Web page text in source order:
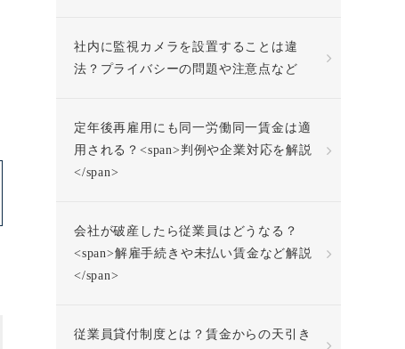
社内に監視カメラを設置することは違
法？プライバシーの問題や注意点など
定年後再雇用にも同一労働同一賃金は適
用される？<span>判例や企業対応を解説
</span>
会社が破産したら従業員はどうなる？
<span>解雇手続きや未払い賃金など解説
</span>
従業員貸付制度とは？賃金からの天引き